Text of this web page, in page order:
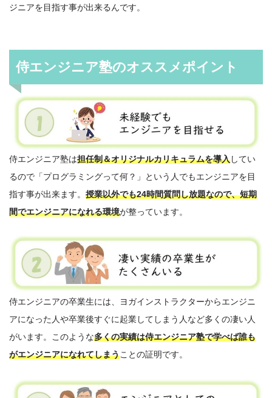
ジニアを目指す事が出来るんです。
侍エンジニア塾のオススメポイント
侍エンジニア塾は担任制＆オリジナルカリキュラムを導入してい
るので「プログラミングって何？」という人でもエンジニアを目
指す事が出来ます。 授業以外でも24時間質問し放題なので、短期
間でエンジニアになれる環境が整っています。
侍エンジニアの卒業生には、ヨガインストラクターからエンジニ
アになった人や卒業後すぐに起業してしまう人など多くの凄い人
がいます。このような多くの実績は侍エンジニア塾で学べば誰も
がエンジニアになれてしまうことの証明です。